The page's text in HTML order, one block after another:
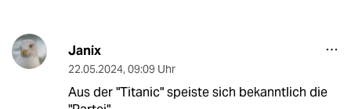
Janix
22.05.2024, 09:09 Uhr
Aus der "Titanic" speiste sich bekanntlich die